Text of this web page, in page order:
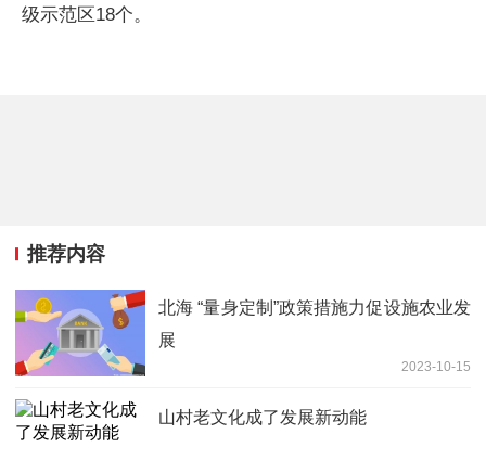
级示范区18个。
推荐内容
北海 “量身定制”政策措施力促设施农业发
展
2023-10-15
山村老文化成了发展新动能